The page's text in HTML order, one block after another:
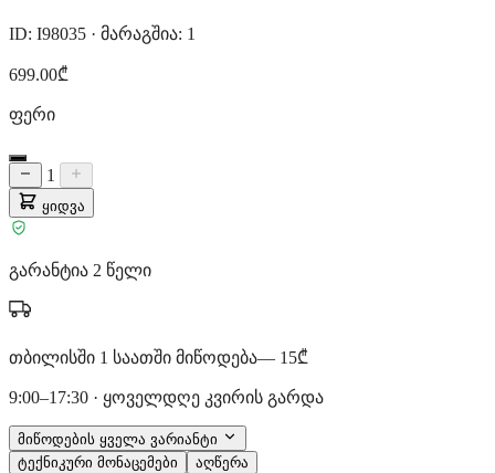
ID: I98035 · მარაგშია: 1
699.00₾
ფერი
1
ყიდვა
გარანტია 2 წელი
თბილისში 1 საათში მიწოდება— 15₾
9:00–17:30 · ყოველდღე კვირის გარდა
მიწოდების ყველა ვარიანტი
ტექნიკური მონაცემები
აღწერა